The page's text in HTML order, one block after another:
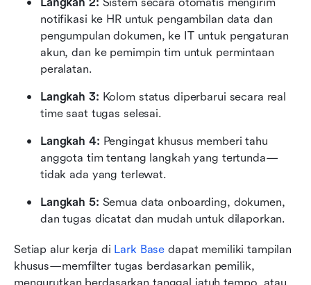
notifikasi ke HR untuk pengambilan data dan
pengumpulan dokumen, ke IT untuk pengaturan
akun, dan ke pemimpin tim untuk permintaan
peralatan.
Langkah 3: Kolom status diperbarui secara real
time saat tugas selesai.
Langkah 4: Pengingat khusus memberi tahu
anggota tim tentang langkah yang tertunda—
tidak ada yang terlewat.
Langkah 5: Semua data onboarding, dokumen,
dan tugas dicatat dan mudah untuk dilaporkan.
Setiap alur kerja di Lark Base dapat memiliki tampilan
khusus—memfilter tugas berdasarkan pemilik,